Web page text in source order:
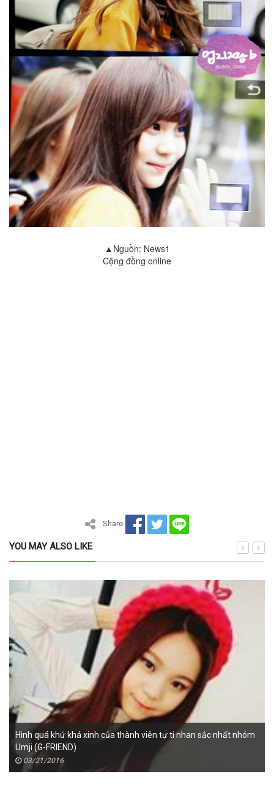
▲Nguồn: News1
Cộng đồng online
Share
YOU MAY ALSO LIKE
Hình quá khứ khá xinh của thành viên tự ti nhan sắc nhất nhóm
Umji (G-FRIEND)
03/21/2016